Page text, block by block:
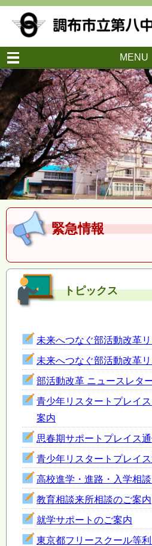
MENU
緊急情報
トピックス
未来へつなぐ部活動改革
未来へつなぐ部活動改革
部活動改革 ニュースレタ
青少年リスタートプレイ
案内
思春期サポートプレイス
青少年リスタートプレイ
高校進学・進路・入学相
教育相談来所相談のご案内
就学サポートのご案内
東京都フリースクール等